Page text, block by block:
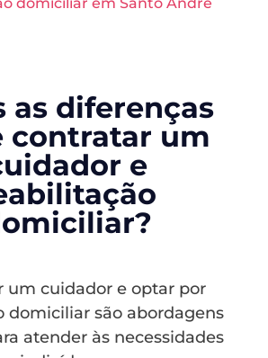
as diferenças
contratar um
e
um cuidador e optar por
domiciliar são abordagens
atender às necessidades